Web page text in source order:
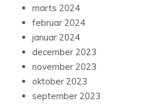
marts 2024
februar 2024
januar 2024
december 2023
november 2023
oktober 2023
september 2023